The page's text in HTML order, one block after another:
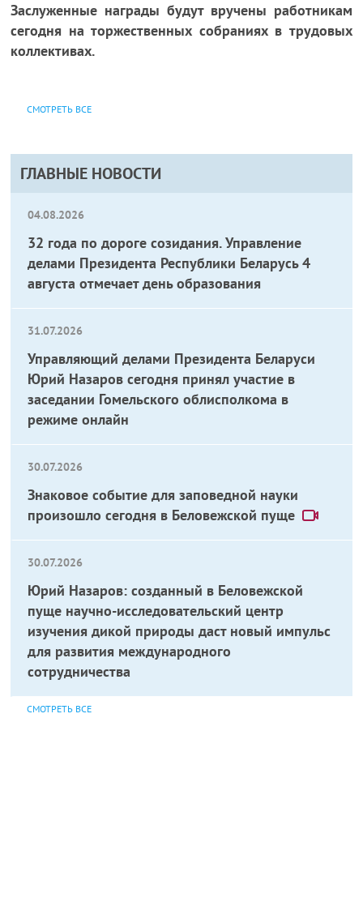
ГЛАВНЫЕ НОВОСТИ
04.08.2026
32 года по дороге созидания. Управление
делами Президента Республики Беларусь 4
августа отмечает день образования
31.07.2026
Управляющий делами Президента Беларуси
Юрий Назаров сегодня принял участие в
заседании Гомельского облисполкома в
режиме онлайн
30.07.2026
Знаковое событие для заповедной науки
произошло сегодня в Беловежской пуще
30.07.2026
Юрий Назаров: созданный в Беловежской
пуще научно-исследовательский центр
изучения дикой природы даст новый импульс
для развития международного
сотрудничества
СМОТРЕТЬ ВСЕ
Заслуженные награды будут вручены работникам
сегодня на торжественных собраниях в трудовых
коллективах.
СМОТРЕТЬ ВСЕ